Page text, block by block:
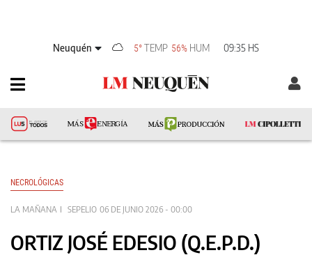
Neuquén 5°TEMP 56% HUM 09:35 HS
NECROLÓGICAS
LA MAÑANA SEPELIO 06 DE JUNIO 2026 - 00:00
ORTIZ JOSÉ EDESIO (Q.E.P.D.)